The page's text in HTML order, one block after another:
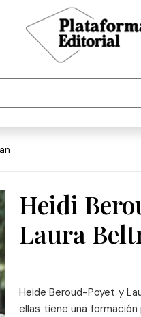
Heidi
Laura
Heide Beroud-Poyet y
ellas tiene una